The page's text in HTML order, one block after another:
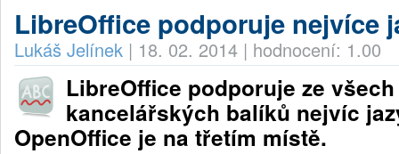
LibreOffice podporuje nejvíce
Lukáš Jelínek | 18. 02. 2014 | hodnocení: 1.00
LibreOffice podporuje ze
kancelářských balíků nejvíc
OpenOffice je na třetím místě.